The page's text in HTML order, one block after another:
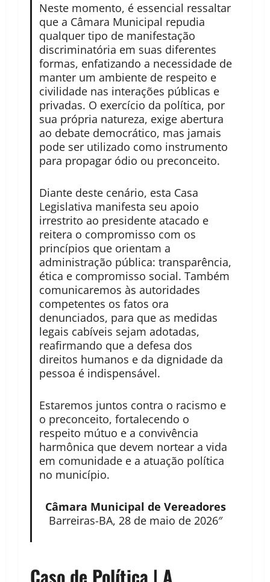
Neste momento, é essencial ressaltar
que a Câmara Municipal repudia
qualquer tipo de manifestação
discriminatória em suas diferentes
formas, enfatizando a necessidade de
manter um ambiente de respeito e
civilidade nas interações públicas e
privadas. O exercício da política, por
sua própria natureza, exige abertura
ao debate democrático, mas jamais
pode ser utilizado como instrumento
para propagar ódio ou preconceito.
Diante deste cenário, esta Casa
Legislativa manifesta seu apoio
irrestrito ao presidente atacado e
reitera o compromisso com os
princípios que orientam a
administração pública: transparência,
ética e compromisso social. Também
comunicaremos às autoridades
competentes os fatos ora
denunciados, para que as medidas
legais cabíveis sejam adotadas,
reafirmando que a defesa dos
direitos humanos e da dignidade da
pessoa é indispensável.
Estaremos juntos contra o racismo e
o preconceito, fortalecendo o
respeito mútuo e a convivência
harmônica que devem nortear a vida
em comunidade e a atuação política
no município.
Câmara Municipal de Vereadores
Barreiras-BA, 28 de maio de 2026″
Caso de Política | A